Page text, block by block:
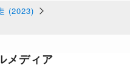
(2023)
メディア